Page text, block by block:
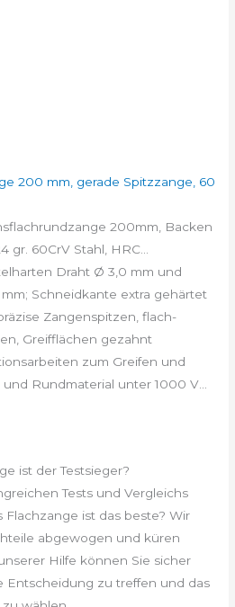
200 mm, gerade Spitzzange, 60
200mm, Backen
gr. 60CrV Stahl, HRC...
Draht Ø 3,0 mm und
Schneidkante extra gehärtet
Zangenspitzen, flach-
Greifflächen gezahnt
zum Greifen und
Rundmaterial unter 1000 V...
ist der Testsieger?
Tests und Vergleichs
Flachzange ist das beste? Wir
abgewogen und küren
Hilfe können Sie sicher
Entscheidung zu treffen und das